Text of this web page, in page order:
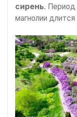
сирень. Период
магнолии